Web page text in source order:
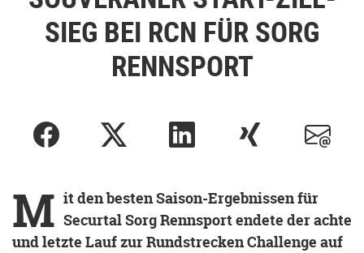
SIEG BEI RCN FÜR SORG
RENNSPORT
M it den besten Saison-Ergebnissen für
Securtal Sorg Rennsport endete der achte
und letzte Lauf zur Rundstrecken Challenge auf